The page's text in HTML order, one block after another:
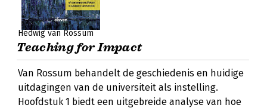
Hedwig van Rossum
Teaching for Impact
Van Rossum behandelt de geschiedenis en huidige
uitdagingen van de universiteit als instelling.
Hoofdstuk 1 biedt een uitgebreide analyse van hoe